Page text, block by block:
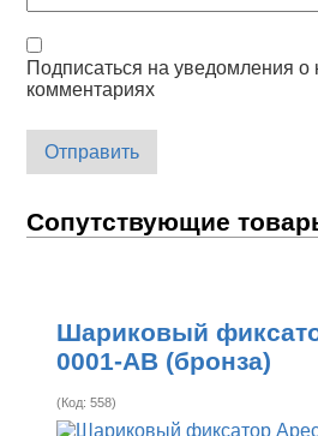
Подписаться на уведомления о
комментариях
Отправить
Сопутствующие
Шариковый
0001-AB (бронза)
(Код:558)